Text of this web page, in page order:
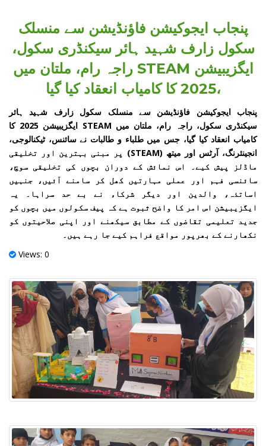
پنجاب ایجوکیشن فاؤنڈیشن سے منسلک
سکول زارف شہید ہائر سیکنڈری سکول،
راجہ رام، ملتان میں STEAM ایگزیبیشن
2025 کا کامیاب انعقاد کیا گیا،
پنجاب ایجوکیشن فاؤنڈیشن سے منسلک سکول زارف شہید ہائر
سیکنڈری سکول، راجہ رام، ملتان میں STEAM ایگزیبیشن 2025 کا
کامیاب انعقاد کیا گیا، جس میں طلباء و طالبات نے سائنس، ٹیکنالوجی،
انجینئرنگ، آرٹس اور میتھ (STEAM) پر مبنی بہترین اور تخلیقی
ماڈلز پیش کیے۔ اس نمائش کے دوران بچوں کی تخلیقی سوچ،
سائنسی فہم اور عملی مہارتیں کھل کر سامنے آئیں، جنہیں
اساتذہ، والدین اور دیگر شرکاء نے بے حد سراہا۔ یہ
ایگزیبیشن اس امر کا واضح ثبوت ہے کہ پیف سکولوں میں بچوں کو
جدید تعلیمی تقاضوں کے مطابق سیکھنے اور اپنی صلاحیتوں کو
نکھارنے کے بھرپور مواقع فراہم کیے جا رہے ہیں۔
Views: 0